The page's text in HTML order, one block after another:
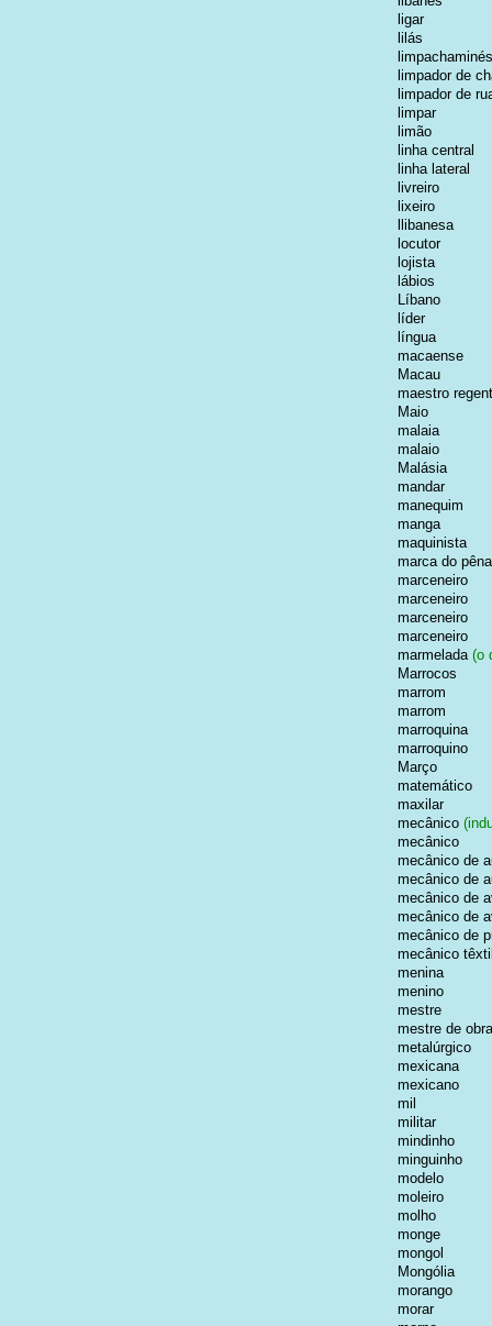
ligar
lilás
limpachaminés
limpador de
limpador de
limpar
limão
linha central
linha lateral
livreiro
lixeiro
llibanesa
locutor
lojista
lábios
Líbano
líder
língua
macaense
Macau
maestro
Maio
malaia
malaio
Malásia
mandar
manequim
manga
maquinista
marca do
marceneiro
marceneiro
marceneiro
marceneiro
marmelada(o
Marrocos
marrom
marrom
marroquina
marroquino
Março
matemático
maxilar
mecânico
mecânico
mecânico de
mecânico de
mecânico de
mecânico de
mecânico de
mecânico
menina
menino
mestre
mestre de
metalúrgico
mexicana
mexicano
mil
militar
mindinho
minguinho
modelo
moleiro
molho
monge
mongol
Mongólia
morango
morar